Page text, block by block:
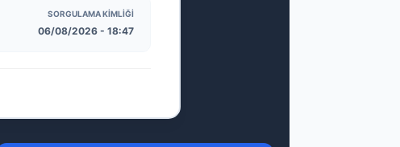
SORGULAMA KIMLIĞI
06/08/2026 - 18:47